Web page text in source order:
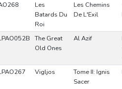
Les
Batards Du
Roi
Les Chemins
De L'Exil
The Great
Old Ones
Al Azif
Vigljos
Tome II: Ignis
Sacer